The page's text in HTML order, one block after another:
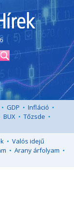
• GDP • Infláció •
BUX • Tőzsde •
• Valós idejű
• Arany árfolyam •